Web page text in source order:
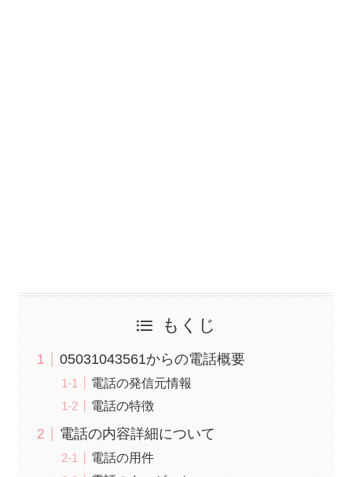
もくじ
05031043561からの電話概要
電話の発信元情報
電話の特徴
電話の内容詳細について
電話の用件